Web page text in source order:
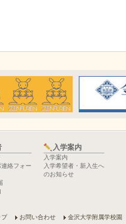
絡フォー
入学案内
入学案内
入学希望者・新入生へ
のお知らせ
金沢大学附属学校園
お問い合わせ
プ